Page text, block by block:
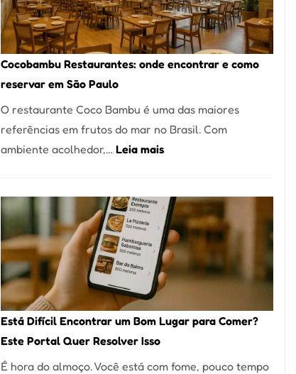
São
Paulo:
Um
Guia
para
a
Alta
Cocobambu Restaurantes: onde encontrar e como
reservar em São Paulo
O restaurante Coco Bambu é uma das maiores
referências em frutos do mar no Brasil. Com
ambiente acolhedor,… Leia mais:
onde
encontrar
e
como
reservar
em
São
Está Difícil Encontrar um Bom Lugar para Comer?
Este Portal Quer Resolver Isso
É hora do almoço. Você está com fome, pouco tempo